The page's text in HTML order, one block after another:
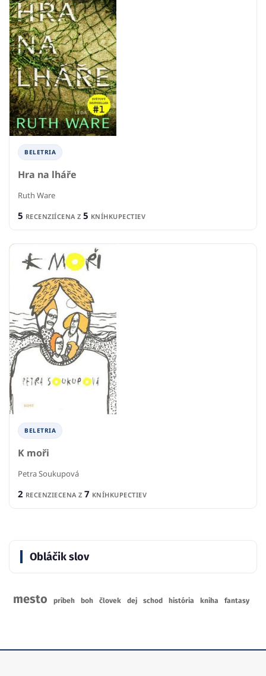
BELETRIA
Hra na lháře
Ruth Ware
5 RECENZIÍCENA Z 5 KNÍHKUPECTIEV
BELETRIA
K moři
Petra Soukupová
2 RECENZIECENA Z 7 KNÍHKUPECTIEV
Obláčik slov
mesto príbeh boh človek dej schod história kniha fantasy